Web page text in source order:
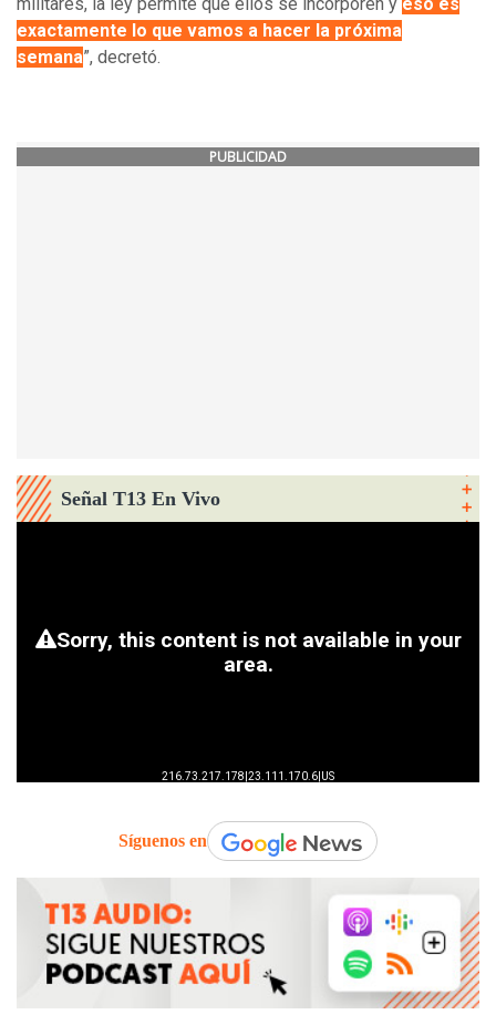
militares, la ley permite que ellos se incorporen y eso es
exactamente lo que vamos a hacer la próxima
semana”, decretó.
PUBLICIDAD
Señal T13 En Vivo
Síguenos en